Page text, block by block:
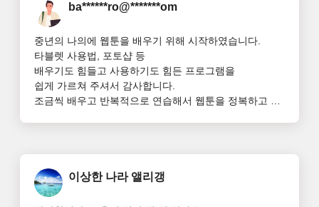
ba******ro@*******om
중년의 나의에 웹툰을 배우기 위해 시작하였습니다.
타블렛 사용법, 포토샵 등
배우기도 힘들고 사용하기도 힘든 프로그램을
쉽게 가르쳐 주셔서 감사합니다.
조금씩 배우고 반복적으로 연습해서 웹툰을 정복하고 싶
이상한 나라 앨리갱